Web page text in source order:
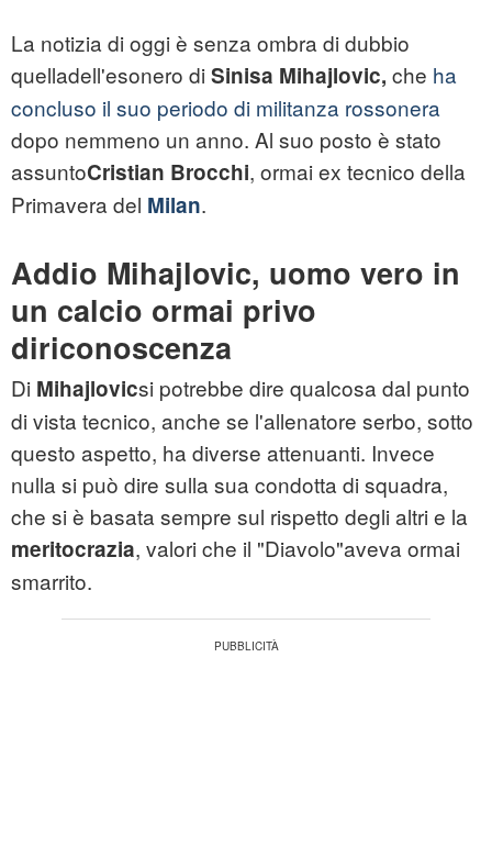
La notizia di oggi è senza ombra di dubbio
quelladell'esonero di Sinisa Mihajlovic, che ha
concluso il suo periodo di militanza rossonera
dopo nemmeno un anno. Al suo posto è stato
assuntoCristian Brocchi, ormai ex tecnico della
Primavera del Milan.
Addio Mihajlovic, uomo vero in
un calcio ormai privo
diriconoscenza
Di Mihajlovicsi potrebbe dire qualcosa dal punto
di vista tecnico, anche se l'allenatore serbo, sotto
questo aspetto, ha diverse attenuanti. Invece
nulla si può dire sulla sua condotta di squadra,
che si è basata sempre sul rispetto degli altri e la
meritocrazia, valori che il "Diavolo"aveva ormai
smarrito.